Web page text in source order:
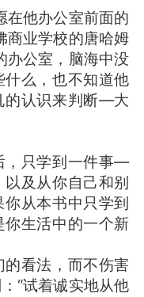
他办公室前面的
商业学校的唐哈姆
办公室，脑海中没
么，也不知道他
认识来判断—大
只学到一件事—
及从你自己和别
从本书中只学到
生活中的一个新
看法，而不伤害
“试着诚实地从他